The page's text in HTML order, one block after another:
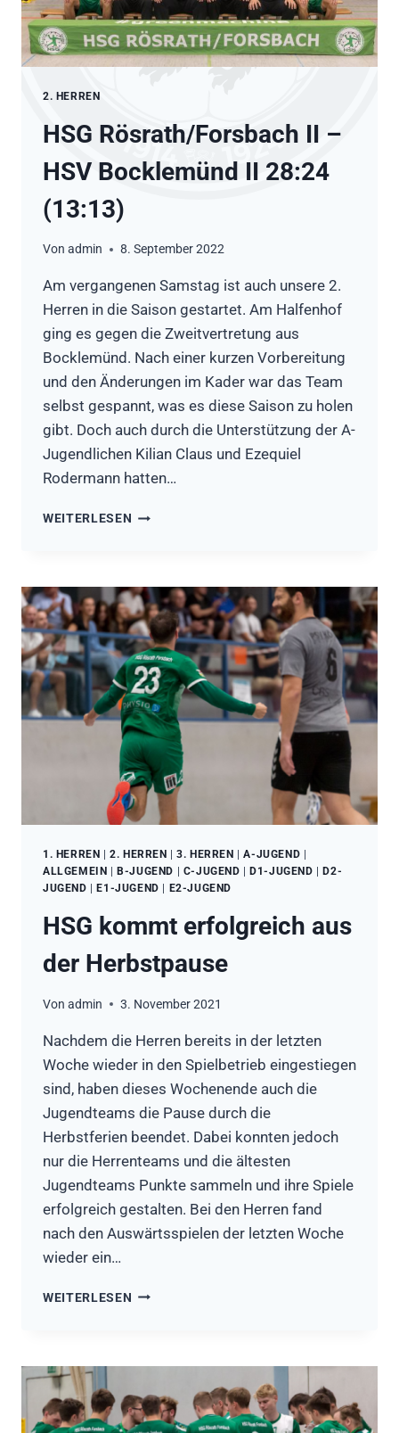
2. HERREN
HSG Rösrath/Forsbach II –
HSV Bocklemünd II 28:24
(13:13)
Von admin 8. September 2022
Am vergangenen Samstag ist auch unsere 2.
Herren in die Saison gestartet. Am Halfenhof
ging es gegen die Zweitvertretung aus
Bocklemünd. Nach einer kurzen Vorbereitung
und den Änderungen im Kader war das Team
selbst gespannt, was es diese Saison zu holen
gibt. Doch auch durch die Unterstützung der A-
Jugendlichen Kilian Claus und Ezequiel
Rodermann hatten…
WEITERLESEN HSG
HSV
BOCKLEMÜND
II
28:24
(13:13)
1. HERREN |2. HERREN |3. HERREN |A-JUGEND
ALLGEMEIN
B-JUGEND C-JUGEND D1-JUGEND
D2-
JUGEND
E1-JUGEND E2-JUGEND
HSG kommt erfolgreich aus
der Herbstpause
Von admin 3. November 2021
Nachdem die Herren bereits in der letzten
Woche wieder in den Spielbetrieb eingestiegen
sind, haben dieses Wochenende auch die
Jugendteams die Pause durch die
Herbstferien beendet. Dabei konnten jedoch
nur die Herrenteams und die ältesten
Jugendteams Punkte sammeln und ihre Spiele
erfolgreich gestalten. Bei den Herren fand
nach den Auswärtsspielen der letzten Woche
wieder ein…
WEITERLESEN HSG
DER
HERBSTPAUSE